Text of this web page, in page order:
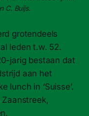
C. Buijs.
grotendeels
leden t.w. 52.
jarig bestaan dat
aan het
lunch in ‘Suisse’.